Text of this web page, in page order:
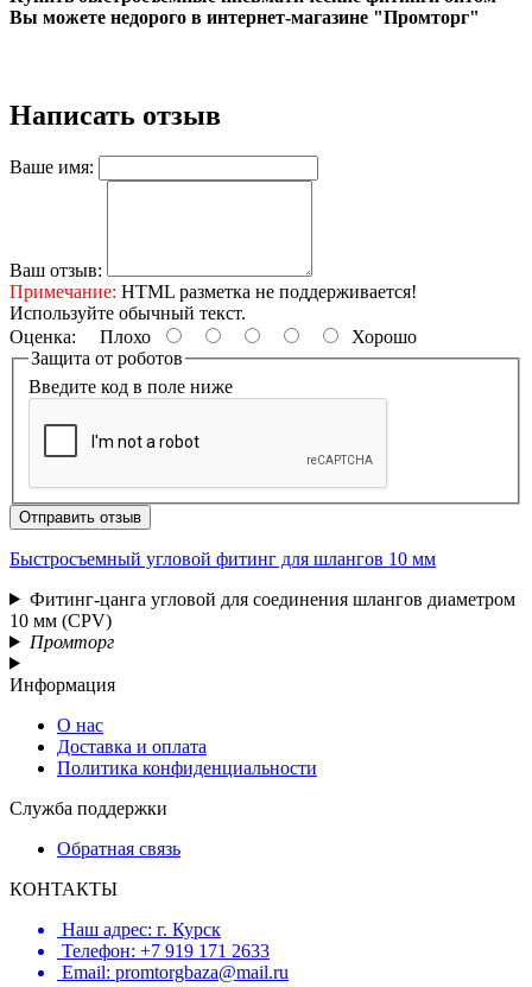
Вы можете недорого в интернет-магазине "Промторг"
Написать отзыв
Ваше имя:
Ваш отзыв:
Примечание: HTML разметка не поддерживается!
Используйте обычный текст.
Оценка: Плохо
Хорошо
Защита от роботов
Введите код в поле ниже
Отправить отзыв
Быстросъемный угловой фитинг для шлангов 10 мм
Фитинг-цанга угловой для cоединения шлангов диаметром
10 мм (CPV)
Промторг
Информация
О нас
Доставка и оплата
Политика конфиденциальности
Служба поддержки
Обратная связь
КОНТАКТЫ
Наш адрес: г. Курск
Телефон: +7 919 171 2633
Email: promtorgbaza@mail.ru